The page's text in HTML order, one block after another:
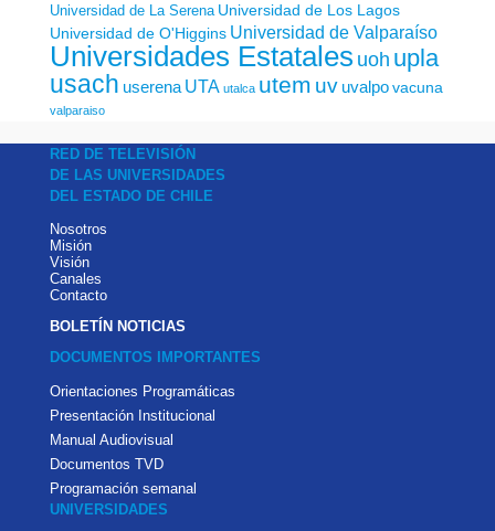
Universidad de La Serena Universidad de Los Lagos
Universidad de O'Higgins Universidad de Valparaíso
Universidades Estatales uoh upla
usach userena UTA utalca utem uv uvalpo vacuna
valparaiso
RED DE TELEVISIÓN
DE LAS UNIVERSIDADES
DEL ESTADO DE CHILE
Nosotros
Misión
Visión
Canales
Contacto
BOLETÍN NOTICIAS
DOCUMENTOS IMPORTANTES
Orientaciones Programáticas
Presentación Institucional
Manual Audiovisual
Documentos TVD
Programación semanal
UNIVERSIDADES